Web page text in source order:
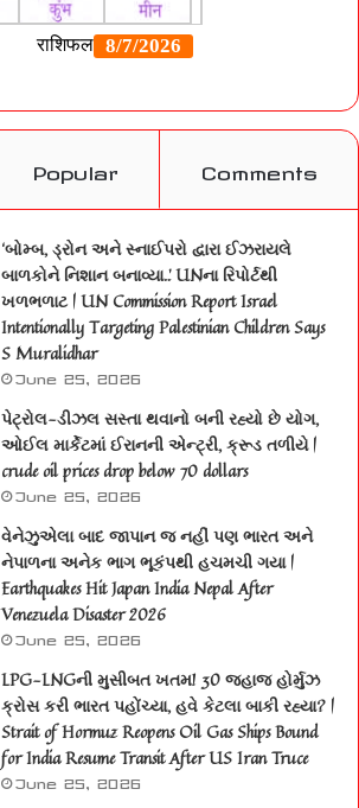
Popular Comments
‘બોમ્બ, ડ્રોન અને સ્નાઈપરો દ્વારા ઈઝરાયલે
બાળકોને નિશાન બનાવ્યા..’ UNના રિપોર્ટથી
ખળભળાટ | UN Commission Report Israel
Intentionally Targeting Palestinian Children Says
S Muralidhar
June 25, 2026
પેટ્રોલ-ડીઝલ સસ્તા થવાનો બની રહ્યો છે યોગ,
ઓઈલ માર્કેટમાં ઈરાનની એન્ટ્રી, ક્રૂડ તળીયે |
crude oil prices drop below 70 dollars
June 25, 2026
વેનેઝુએલા બાદ જાપાન જ નહીં પણ ભારત અને
નેપાળના અનેક ભાગ ભૂકંપથી હચમચી ગયા |
Earthquakes Hit Japan India Nepal After
Venezuela Disaster 2026
June 25, 2026
LPG-LNGની મુસીબત ખતમ! 30 જહાજ હોર્મુઝ
ક્રોસ કરી ભારત પહોંચ્યા, હવે કેટલા બાકી રહ્યા? |
Strait of Hormuz Reopens Oil Gas Ships Bound
for India Resume Transit After US Iran Truce
June 25, 2026